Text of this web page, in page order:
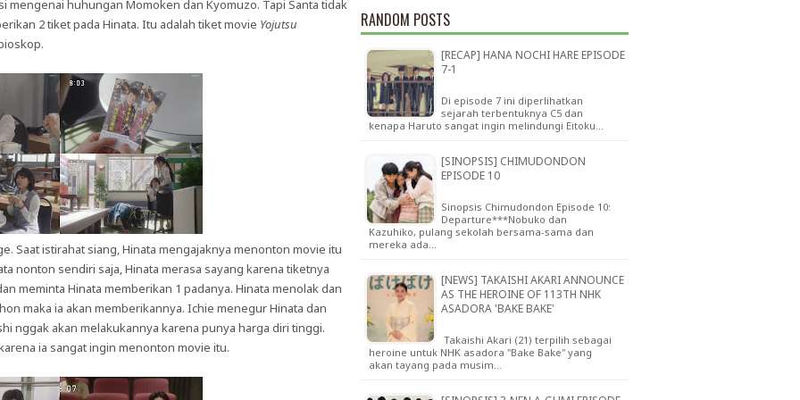
mengenai huhungan Momoken dan Kyomuzo. Tapi Santa tidak
2 tiket pada Hinata. Itu adalah tiket movie Yojutsu
Saat istirahat siang, Hinata mengajaknya menonton movie itu
nonton sendiri saja, Hinata merasa sayang karena tiketnya
meminta Hinata memberikan 1 padanya. Hinata menolak dan
maka ia akan memberikannya. Ichie menegur Hinata dan
nggak akan melakukannya karena punya harga diri tinggi.
ia sangat ingin menonton movie itu.
RANDOM POSTS
[RECAP] HANA NOCHI HARE EPISODE
7-1
Di episode 7 ini diperlihatkan
sejarah terbentuknya C5 dan
kenapa Haruto sangat ingin melindungi Eitoku…
[SINOPSIS] CHIMUDONDON
EPISODE 10
Sinopsis Chimudondon Episode 10:
Departure***Nobuko dan
Kazuhiko, pulang sekolah bersama-sama dan
mereka ada…
[NEWS] TAKAISHI AKARI ANNOUNCE
AS THE HEROINE OF 113TH NHK
ASADORA 'BAKE BAKE'
Takaishi Akari (21) terpilih sebagai
heroine untuk NHK asadora "Bake Bake" yang
akan tayang pada musim…